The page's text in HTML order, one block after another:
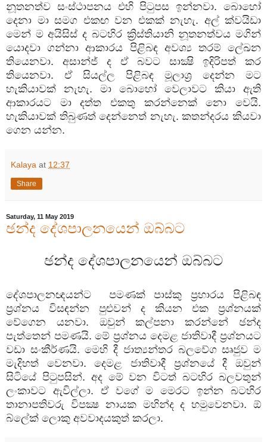
නූතනත්ව සංස්ථාපනය එහි පිටුපස ඉන්නවා. බොහෝ
දෙනා මා සමග එකඟ වන එකක් නැහැ. අල් ක්වයිඩා
මෙන් ම අයිසිස් ද බටහිර ක්‍රිස්තියානි නූතනත්වය මගින්
යොදවා ගන්නා ආකාරය පිළිබඳ අවශ්‍ය තරම් ලේඛන
තියෙනවා. අසාන්ජ් ද ඒ බවට සාක්‍ෂි ඉදිරිපත් කර
තියෙනවා. ඒ සියල්ල පිළිබඳ මූලාශ්‍ර දෙන්න මට
හැකියාවක් නැහැ. මා බොහෝ වෙලාවට කියා ඇති
ආකාරයට මා දත්ත එකතු කරන්නෙක් නො වෙයි.
හැකියාවක් තිබුණත් දෙන්නෙත් නැහැ. කතන්දරය කියවා
ගෙන යන්න.
Kalaya at 12:37
Share
Saturday, 11 May 2019
ඡන්ද දේශපාලනයෙන් ඔබ්බට
ඡන්ද දේශපාලනයෙන් ඔබ්බට
දේශපාලනඥයන්ට පමණක් පාස්කු ප්‍රහාරය පිළිබඳ
ප්‍රශ්නය විසඳන්න පුළුවන් ද කියන එක ප්‍රශ්නයක්
වේගෙන යනවා. ඔවුන් කල්පනා කරන්නේ ඡන්ද
පැත්තෙන් පමණයි. මේ ප්‍රශ්නය දෙමළ ජාතිවාදී ප්‍රශ්නයට
වඩා සංකීර්ණයි. මෙහි දී ජාත්‍යන්තර බලවේග සෘජුව ම
මැදිහත් වෙනවා. දෙමළ ජාතිවාදී ප්‍රශ්නයේ දී ඔවුන්
සිටියේ පිටුපසින්. අද මේ වන විටත් බටහිර බලවතුන්
ලංකාවට ඇවිල්ලා. ඒ වගේ ම මෙරට ඉන්න බටහිර
තානාපතිවරු විපක්‍ෂ නායක මහින්ද ද හමුවෙනවා. ඕ
බ්ලේක් ලොකු අවවාදයකුත් කරලා.